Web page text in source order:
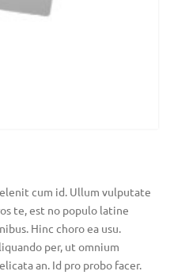
cum id. Ullum vulputate
te, est no populo latine
Hinc choro ea usu.
per, ut omnium
an. Id pro probo facer.